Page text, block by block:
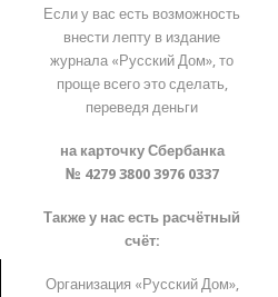
Если у вас есть возможность
внести лепту в издание
журнала «Русский Дом», то
проще всего это сделать,
переведя деньги
на карточку Сбербанка
№ 4279 3800 3976 0337
Также у нас есть расчётный
счёт:
Организация «Русский Дом»,